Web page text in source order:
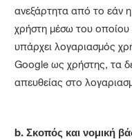
ανεξάρτητα από το εάν
χρήστη μέσω του οποίου
υπάρχει λογαριασμός
Google ως χρήστης, τα
απευθείας στο
b. Σκοπός και νομική